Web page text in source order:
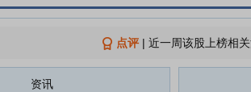
点评| 近一周该股上榜相
资讯